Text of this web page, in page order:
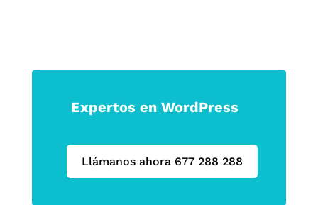
Expertos en WordPress
Llámanos ahora 677 288 288